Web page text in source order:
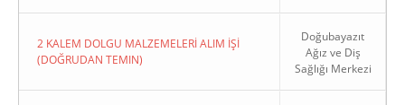
2 KALEM DOLGU MALZEMELERİ ALIM İŞİ
(DOĞRUDAN TEMIN)
Doğubayazıt
Ağız ve Diş
Sağlığı Merkezi